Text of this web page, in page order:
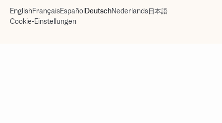
EnglishFrançaisEspañolDeutschNederlands日本語
Cookie-Einstellungen